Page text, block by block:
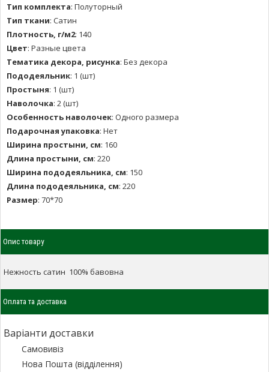
Тип комплекта: Полуторный
Тип ткани: Сатин
Плотность, г/м2: 140
Цвет: Разные цвета
Тематика декора, рисунка: Без декора
Пододеяльник: 1 (шт)
Простыня: 1 (шт)
Наволочка: 2 (шт)
Особенность наволочек: Одного размера
Подарочная упаковка: Нет
Ширина простыни, см: 160
Длина простыни, см: 220
Ширина пододеяльника, см: 150
Длина пододеяльника, см: 220
Размер: 70*70
Опис товару
Нежность сатин 100% бавовна
Оплата та доставка
Варіанти доставки
Самовивіз
Нова Пошта (відділення)